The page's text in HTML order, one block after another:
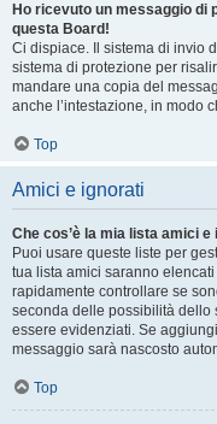
Ho ricevuto un messaggio di
questa Board!
Ci dispiace. Il sistema di invio
sistema di protezione per
mandare una copia del
anche l’intestazione, in modo
Top
Amici e ignorati
Che cos’è la mia lista amici e
Puoi usare queste liste per
tua lista amici saranno
rapidamente controllare se
seconda delle possibilità dello
essere evidenziati. Se
messaggio sarà nascosto
Top